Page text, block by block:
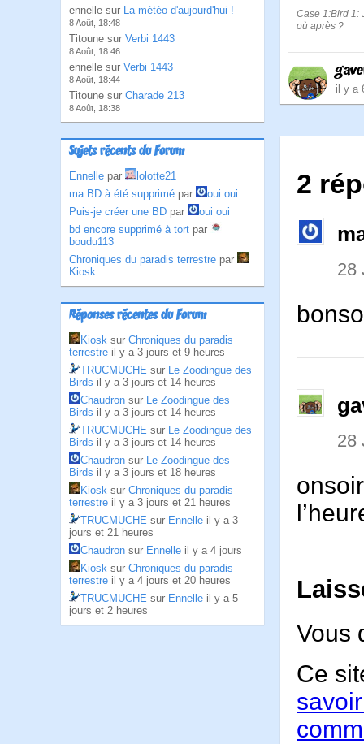
ennelle sur La météo d'aujourd'hui !
8 Août, 18:48
Titoune sur Verbi 1443
8 Août, 18:46
ennelle sur Verbi 1443
8 Août, 18:44
Titoune sur Charade 213
8 Août, 18:38
Sujets récents du Forum
Ennelle par
lolotte21
ma BD à été supprimé par
oui oui
Puis-je créer une BD par
oui oui
bd encore supprimé à tort par
boudu113
Chroniques du paradis terrestre par
Kiosk
Réponses récentes du Forum
Kiosk sur Chroniques du paradis
terrestre il y a 3 jours et 9 heures
TRUCMUCHE sur Le Zoodingue des
Birds il y a 3 jours et 14 heures
Chaudron sur Le Zoodingue des
Birds il y a 3 jours et 14 heures
TRUCMUCHE sur Le Zoodingue des
Birds il y a 3 jours et 14 heures
Chaudron sur Le Zoodingue des
Birds il y a 3 jours et 18 heures
Kiosk sur Chroniques du paradis
terrestre il y a 3 jours et 21 heures
TRUCMUCHE sur Ennelle il y a 3
jours et 21 heures
Chaudron sur Ennelle il y a 4 jours
Kiosk sur Chroniques du paradis
terrestre il y a 4 jours et 20 heures
TRUCMUCHE sur Ennelle il y a 5
jours et 2 heures
Case 1:Bird 1:
où après ?
il y a
2
28
28
Vous
Ce